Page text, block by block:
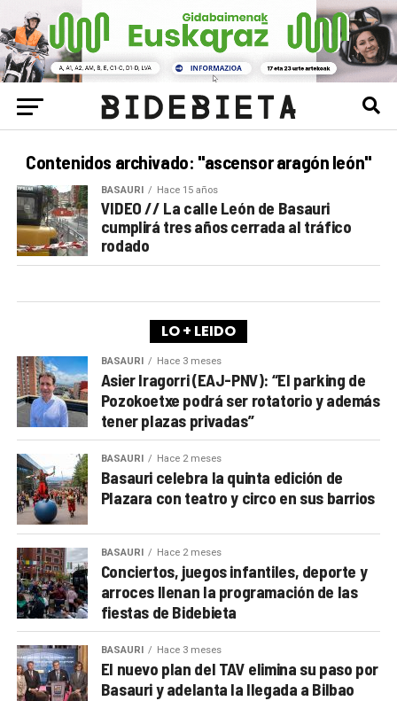
Contenidos archivado: "ascensor aragón león"
BASAURI Hace 15 años
VIDEO // La calle León de Basauri
cumplirá tres años cerrada al tráfico
rodado
LO + LEIDO
BASAURI Hace 3 meses
Asier Iragorri (EAJ-PNV): “El parking de
Pozokoetxe podrá ser rotatorio y además
tener plazas privadas”
BASAURI Hace 2 meses
Basauri celebra la quinta edición de
Plazara con teatro y circo en sus barrios
BASAURI Hace 2 meses
Conciertos, juegos infantiles, deporte y
arroces llenan la programación de las
fiestas de Bidebieta
BASAURI Hace 3 meses
El nuevo plan del TAV elimina su paso por
Basauri y adelanta la llegada a Bilbao